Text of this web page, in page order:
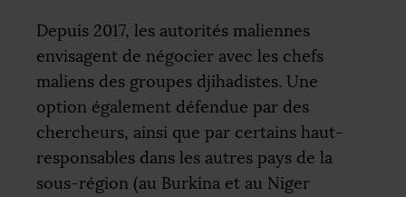
Depuis 2017, les autorités maliennes
envisagent de négocier avec les chefs
maliens des groupes djihadistes. Une
option également défendue par des
chercheurs, ainsi que par certains haut-
responsables dans les autres pays de la
sous-région (au Burkina et au Niger